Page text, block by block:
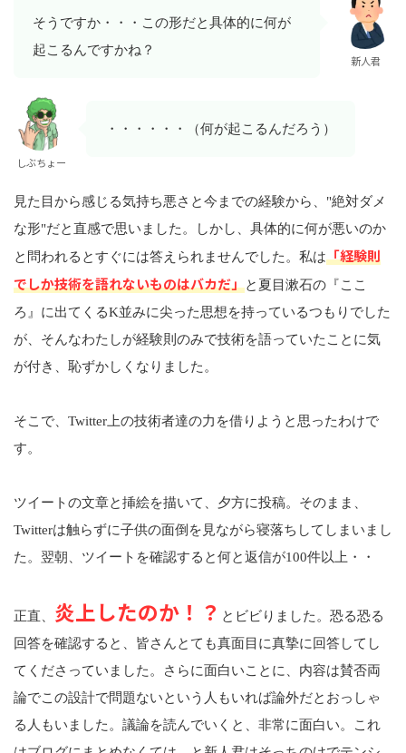
そうですか・・・この形だと具体的に何が
起こるんですかね？
新人君
しぶちょー
・・・・・・（何が起こるんだろう）
見た目から感じる気持ち悪さと今までの経験から、"絶対ダメ
な形"だと直感で思いました。しかし、具体的に何が悪いのか
と問われるとすぐには答えられませんでした。私は「経験則
でしか技術を語れないものはバカだ」と夏目漱石の『ここ
ろ』に出てくるK並みに尖った思想を持っているつもりでした
が、そんなわたしが経験則のみで技術を語っていたことに気
が付き、恥ずかしくなりました。
そこで、Twitter上の技術者達の力を借りようと思ったわけで
す。
ツイートの文章と挿絵を描いて、夕方に投稿。そのまま、
Twitterは触らずに子供の面倒を見ながら寝落ちしてしまいまし
た。翌朝、ツイートを確認すると何と返信が100件以上・・
正直、 炎上したのか！？ とビビりました。恐る恐る
回答を確認すると、皆さんとても真面目に真摯に回答してし
てくださっていました。さらに面白いことに、内容は賛否両
論でこの設計で問題ないという人もいれば論外だとおっしゃ
る人もいました。議論を読んでいくと、非常に面白い。これ